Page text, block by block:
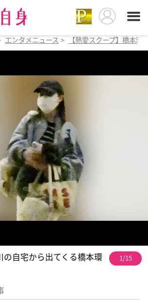
エンタメニュース > 【熱愛スクープ】橋本
の自宅から出てくる橋本環
1/15